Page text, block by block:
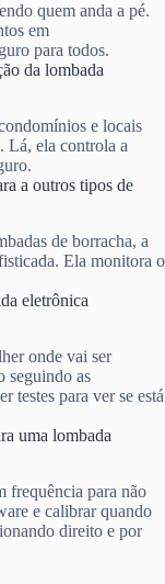
quem anda a pé.
em
para todos.
da lombada
e locais
Lá, ela controla a
a outros tipos de
de borracha, a
Ela monitora o
eletrônica
onde vai ser
seguindo as
testes para ver se está
uma lombada
frequência para não
e calibrar quando
direito e por